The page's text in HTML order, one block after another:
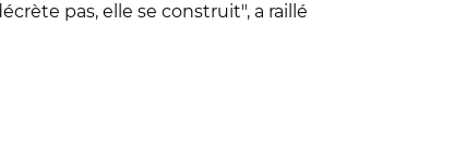
pas, elle se construit", a raillé